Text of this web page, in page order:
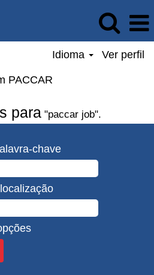
Idioma Ver perfil
PACCAR
para "paccar job".
chave